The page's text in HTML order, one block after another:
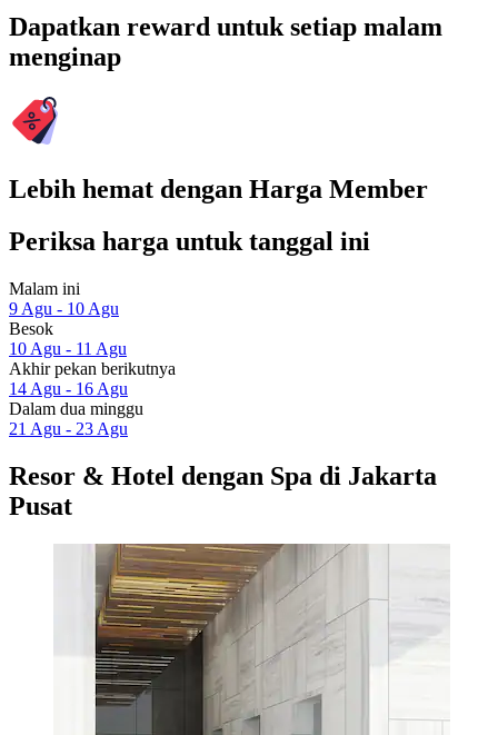
Dapatkan reward untuk setiap malam
menginap
Lebih hemat dengan Harga Member
Periksa harga untuk tanggal ini
Malam ini
9 Agu - 10 Agu
Besok
10 Agu - 11 Agu
Akhir pekan berikutnya
14 Agu - 16 Agu
Dalam dua minggu
21 Agu - 23 Agu
Resor & Hotel dengan Spa di Jakarta
Pusat